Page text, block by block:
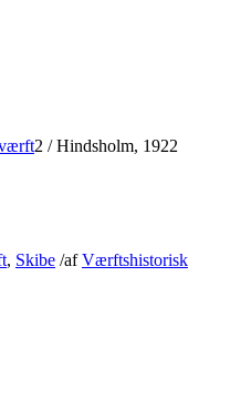
2 / Hindsholm, 1922
, Skibe /afVærftshistorisk